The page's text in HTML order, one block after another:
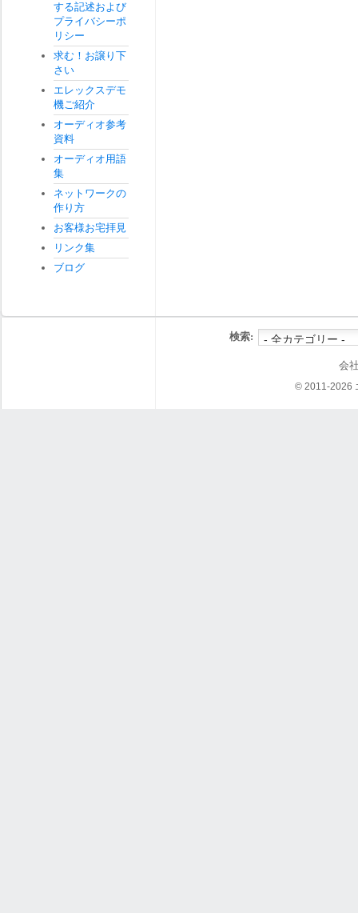
する記述および
プライバシーポ
リシー
求む！お譲り下
さい
エレックスデモ
機ご紹介
オーディオ参考
資料
オーディオ用語
集
ネットワークの
作り方
お客様お宅拝見
リンク集
ブログ
検索:
会
© 2011-2026